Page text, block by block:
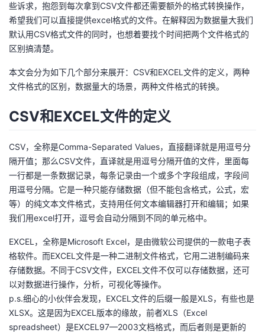
页
开
发
者
博
的
我
子
直
播
的
活
动
我
的
关
注
的
开
发
堂
我
的
课
程
我
的
认
证
我
的
实
验
我
的
收
我
的
Programs
我
的
持
我
的
技
术
支
持
我
的
云
声
建
议
些诉求，抱怨到每次拿到CSV文件都还需要额外的格式转换操作，
希望我们可以直接提供excel格式的文件。在解释因为数据量大我们
默认用CSV格式文件的同时，也想着要找个时间把两个文件格式的
区别搞清楚。
本文会分为如下几个部分来展开：CSV和EXCEL文件的定义，两种
文件格式的区别，数据量大的场景，两种文件格式的转换。
CSV和EXCEL文件的定义
CSV，全称是Comma-Separated Values，直接翻译就是用逗号分
隔开值；那么CSV文件，直译就是用逗号分隔开值的文件，里面每
一行都是一条数据记录，每条记录由一个或多个字段组成，字段间
用逗号分隔。它是一种只能存储数据（但不能包含格式，公式，宏
等）的纯文本文件格式，支持用任何文本编辑器打开和编辑；如果
我们用excel打开，逗号会自动分隔到不同的单元格中。
EXCEL，全称是Microsoft Excel，是由微软公司提供的一款电子表
格软件。而EXCEL文件是一种二进制文件格式，它用二进制编码来
存储数据。不同于CSV文件，EXCEL文件不仅可以存储数据，还可
以对数据进行操作，分析，可视化等操作。
p.s.细心的小伙伴会发现，EXCEL文件的后缀一般是XLS，有些也是
XLSX。这是因为EXCEL版本的缘故，前者XLS（Excel
spreadsheet）是EXCEL97—2003文档格式，而后者则是更新的